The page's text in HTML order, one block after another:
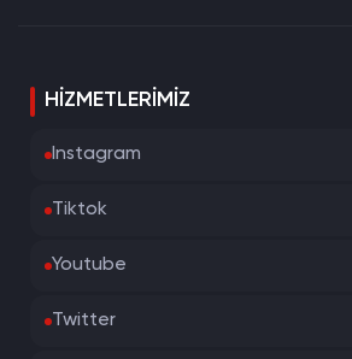
HIZMETLERIMIZ
Instagram
Tiktok
Youtube
Twitter